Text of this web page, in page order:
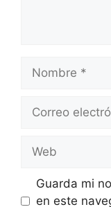
electrónico
Guarda mi
en este